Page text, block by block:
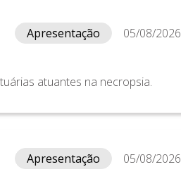
Apresentação
05/08/2026
atuantes na necropsia.
Apresentação
05/08/2026